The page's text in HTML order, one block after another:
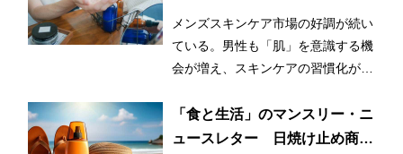
メンズスキンケア市場の好調が続い
ている。男性も「肌」を意識する機
会が増え、スキンケアの習慣化が始
「食と生活」のマンスリー・ニ
ュースレター 日焼け止め商品